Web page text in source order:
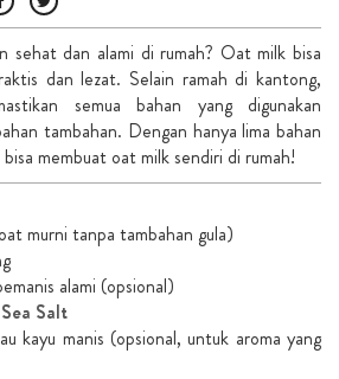
sehat dan alami di rumah? Oat milk bisa
dan lezat. Selain ramah di kantong,
semua bahan yang digunakan
tambahan. Dengan hanya lima bahan
membuat oat milk sendiri di rumah!
murni tanpa tambahan gula)
alami (opsional)
Salt
kayu manis (opsional, untuk aroma yang